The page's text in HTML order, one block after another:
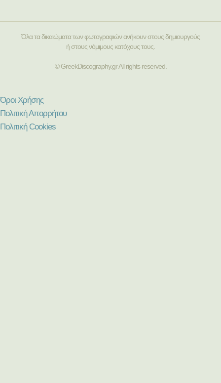
Όλα τα δικαιώματα των φωτογραφιών ανήκουν στους δημιουργούς
ή στους νόμιμους κατόχους τους.
© GreekDiscography.gr All rights reserved.
Όροι Χρήσης
Πολιτική Απορρήτου
Πολιτική Cookies